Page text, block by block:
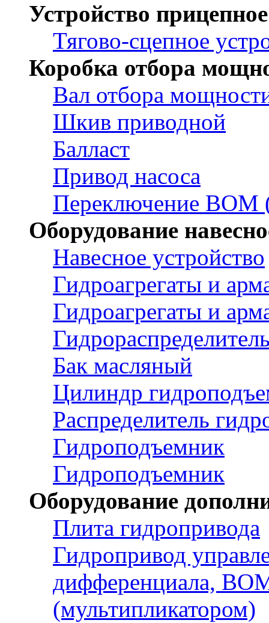
Устройство прицепное
Тягово-сцепное
Коробка отбора
Вал отбора
Шкив приводной
Балласт
Привод насоса
Переключение ВОМ
Оборудование
Навесное устройство
Гидроагрегаты и
Гидроагрегаты и
Бак масляный
Цилиндр
Распределитель
Гидроподъемник
Гидроподъемник
Оборудование
Плита гидропривода
Гидропривод
дифференциала,
(мультипликатором)